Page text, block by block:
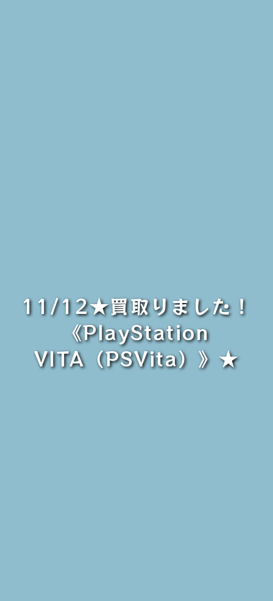
11/12★買取りました！
《PlayStation
VITA（PSVita）》★